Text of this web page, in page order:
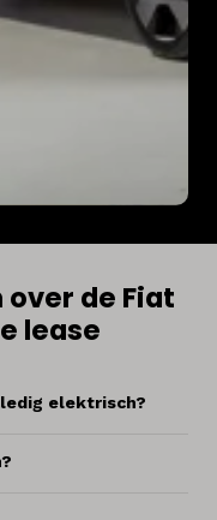
de Fiat
lease
elektrisch?